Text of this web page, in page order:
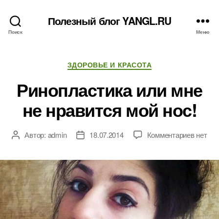
Поиск
Полезный блог YANGL.RU
Меню
Рубрики
ЗДОРОВЬЕ И КРАСОТА
Ринопластика или мне
не нравится мой нос!
АвторАвтор: admin
Дата18.07.2014 Комментариевк
или
мне
не
мой
нет